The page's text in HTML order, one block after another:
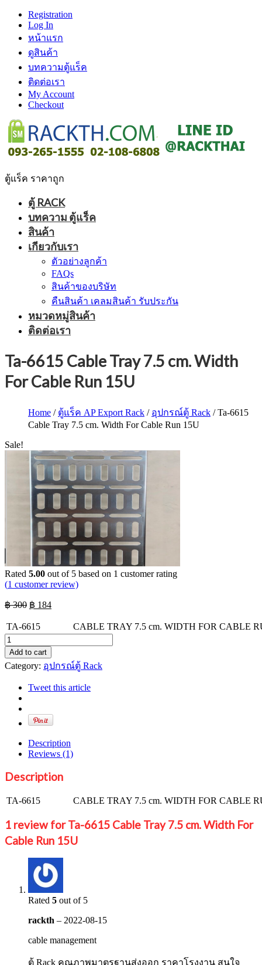
Registration
Log In
หน้าแรก
ดูสินค้า
บทความตู้แร็ค
ติดต่อเรา
My Account
Checkout
ตู้แร็ค ราคาถูก
ตู้ RACK
บทความ ตู้แร็ค
สินค้า
เกียวกับเรา
ตัวอย่างลูกค้า
FAQs
สินค้าของบริษัท
คืนสินค้า เคลมสินค้า รับประกัน
หมวดหมู่สินค้า
ติดต่อเรา
Ta-6615 Cable Tray 7.5 cm. Width
For Cable Run 15U
Home / ตู้แร็ค AP Export Rack / อุปกรณ์ตู้ Rack / Ta-6615
Cable Tray 7.5 cm. Width For Cable Run 15U
Sale!
Rated 5.00 out of 5 based on 1 customer rating
(1 customer review)
฿300 Original
was:
฿ 300.
฿ 184Current
฿ 184.
TA-6615
CABLE TRAY 7.5 cm. WIDTH FOR CABLE
Ta-
6615
Cable
Tray
Width
Cable
15U
quantity
Add to cart
Category: อุปกรณ์ตู้ Rack
Tweet this article
Description
Reviews (1)
Description
TA-6615 CABLE TRAY 7.5 cm. WIDTH FOR CABLE
1 review forTa-6615 Cable Tray 7.5 cm. Width For
Cable Run 15U
Rated 5 out of 5
rackth – 2022-08-15
cable management
ตู้ Rack คุณภาพมาตรฐานส่งออก ราคาโรงงาน สนใจ